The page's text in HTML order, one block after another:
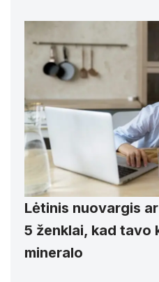
Lėtinis nuovargis
5 ženklai, kad tavo
mineralo